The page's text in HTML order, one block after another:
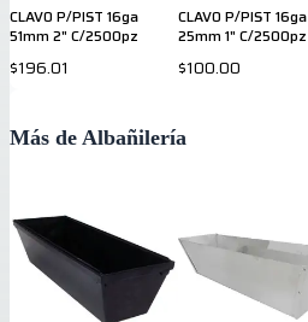
CLAVO P/PIST 16ga
51mm 2" C/2500pz
$196.01
CLAVO P/PIST 16ga
25mm 1" C/2500pz
$100.00
Más de Albañilería